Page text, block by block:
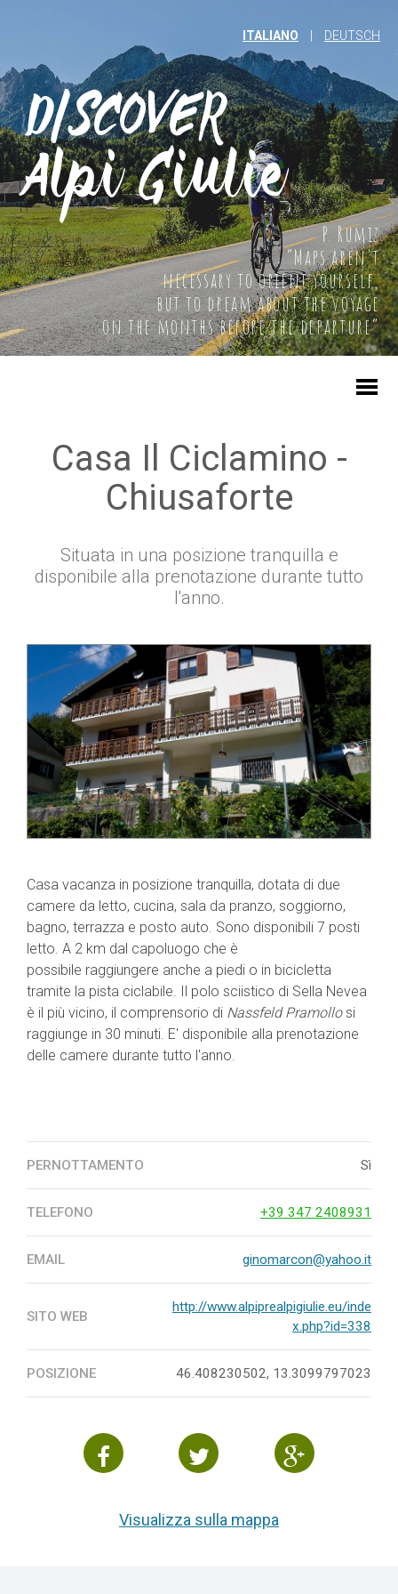
P. Rumiz
“Maps aren't
necessary to orient yourself,
but to dream about the voyage
on the months before the departure”
ITALIANO DEUTSCH
Casa Il Ciclamino -
Chiusaforte
Situata in una posizione tranquilla e
disponibile alla prenotazione durante tutto
l'anno.
Casa vacanza in posizione tranquilla, dotata di due
camere da letto, cucina, sala da pranzo, soggiorno,
bagno, terrazza e posto auto. Sono disponibili 7 posti
letto. A 2 km dal capoluogo che è
possibile raggiungere anche a piedi o in bicicletta
tramite la pista ciclabile. Il polo sciistico di Sella Nevea
è il più vicino, il comprensorio di Nassfeld Pramollosi
raggiunge in 30 minuti. E' disponibile alla prenotazione
delle camere durante tutto l'anno.
PERNOTTAMENTO Sì
TELEFONO +39 347 2408931
EMAIL ginomarcon@yahoo.it
SITO WEB
http://www.alpiprealpigiulie.eu/inde
x.php?id=338
POSIZIONE 46.408230502, 13.3099797023
Visualizza sulla mappa